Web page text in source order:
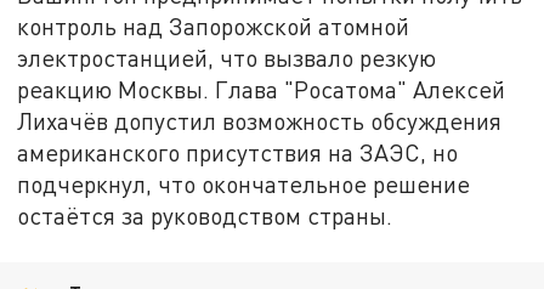
контроль над Запорожской атомной
электростанцией, что вызвало резкую
реакцию Москвы. Глава "Росатома" Алексей
Лихачёв допустил возможность обсуждения
американского присутствия на ЗАЭС, но
подчеркнул, что окончательное решение
остаётся за руководством страны.